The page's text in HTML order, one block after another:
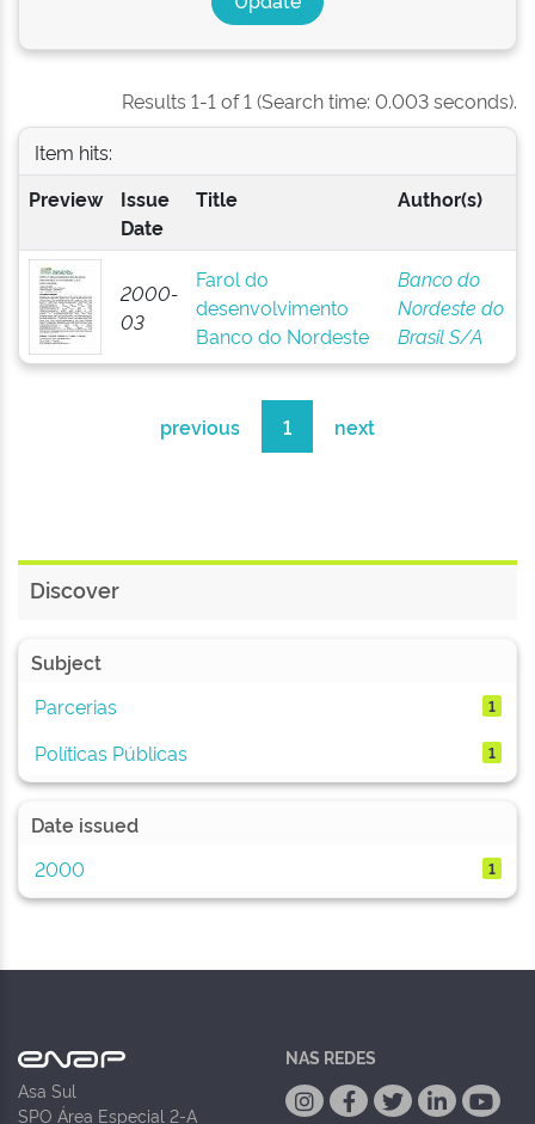
Results 1-1 of 1 (Search time: 0.003 seconds).
Item hits:
Preview
Issue
Date
Title Author(s)
2000-
03
Farol do
desenvolvimento
Banco do Nordeste
Banco do
Nordeste do
Brasil S/A
previous 1 next
Discover
Subject
Parcerias
1
Políticas Públicas 1
Date issued
2000
1
Asa Sul
SPO Área Especial 2-A
NAS REDES